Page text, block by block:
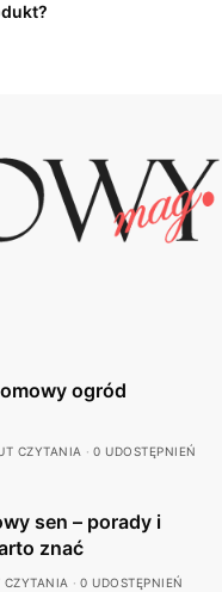
ogród
CZYTANIA 0 UDOSTĘPNIEŃ
sen – porady i
znać
0 UDOSTĘPNIEŃ